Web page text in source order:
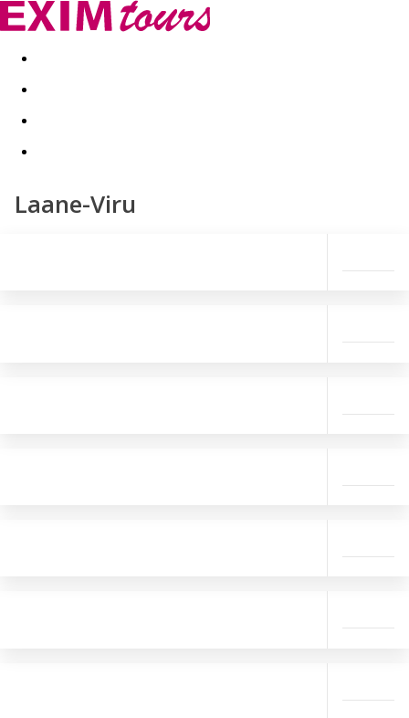
Akční nabídky Last minute
Laane-Viru